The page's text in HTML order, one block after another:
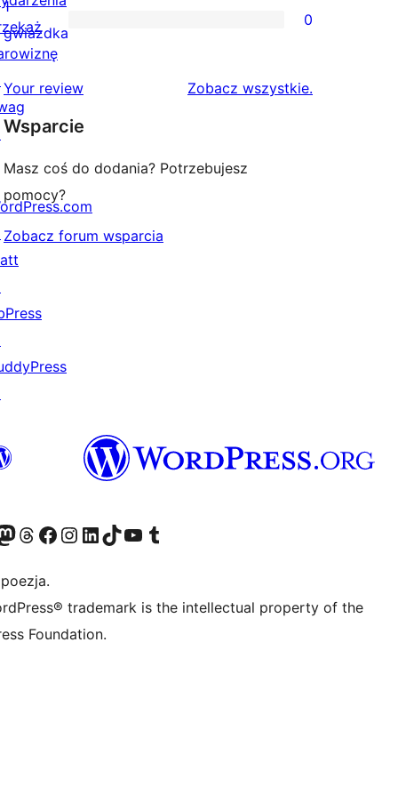
2-
gwiazdkowych
0
recenzji
1-
gwiazdkowych
1
gwiazdka
0
Your review Zobacz wszystkierecenzje
.
Wsparcie
Masz coś do dodania? Potrzebujesz
pomocy?
Zobacz forum wsparcia
Twitter)
konto Bluesky
nasze konto na Mastodoncie
Odwiedź naszego Threadsa
Odwiedź naszego Facebooka
Odwiedź nasze konto na Instagramie
Odwiedź nasze konto na LinkedIn
Odwiedź naszego TikToka
Odwiedź nasz kanał YouTube
Odwiedź naszego Tumblra
trademark is the intellectual property of the
Foundation.